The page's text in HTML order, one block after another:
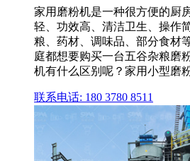
家用磨粉机是一种很方便的厨
轻、功效高、清洁卫生、操作
粮、药材、调味品、部分食材
庭都想要购买一台五谷杂粮磨
机有什么区别呢？家用小型磨
联系电话: 180 3780 8511